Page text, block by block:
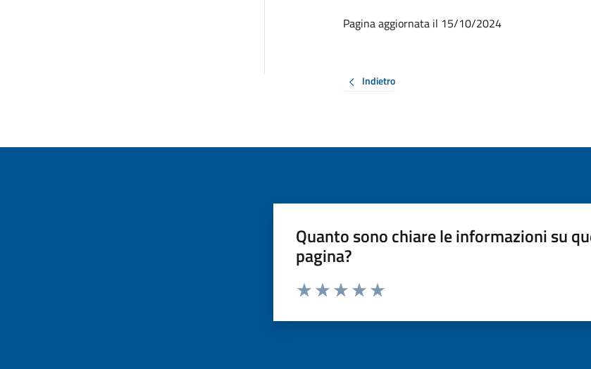
Pagina aggiornata il 15/10/2024
Indietro
Quanto sono chiare le informazioni su
pagina?
Valuta da 1 a 5 stelle la pagina